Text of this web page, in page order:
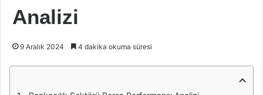
Analizi
9 Aralık 2024 4 dakika okuma süresi